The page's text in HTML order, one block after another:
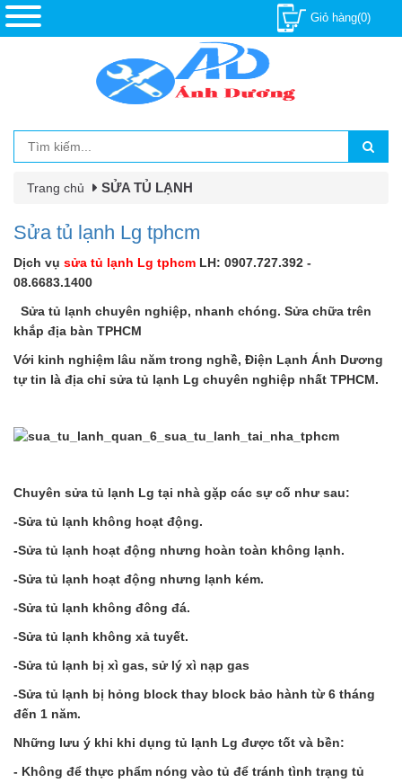
Giỏ hàng(0)
Trang chủ SỬA TỦ LẠNH
Sửa tủ lạnh Lg tphcm
Dịch vụ sửa tủ lạnh Lg tphcm LH: 0907.727.392 -
08.6683.1400
Sửa tủ lạnh chuyên nghiệp, nhanh chóng. Sửa chữa trên
khắp địa bàn TPHCM
Với kinh nghiệm lâu năm trong nghề, Điện Lạnh Ánh Dương
tự tin là địa chỉ sửa tủ lạnh Lg chuyên nghiệp nhất TPHCM.
Chuyên sửa tủ lạnh Lg tại nhà gặp các sự cố như sau:
-Sửa tủ lạnh không hoạt động.
-Sửa tủ lạnh hoạt động nhưng hoàn toàn không lạnh.
-Sửa tủ lạnh hoạt động nhưng lạnh kém.
-Sửa tủ lạnh không đông đá.
-Sửa tủ lạnh không xả tuyết.
-Sửa tủ lạnh bị xì gas, sử lý xì nạp gas
-Sửa tủ lạnh bị hỏng block thay block bảo hành từ 6 tháng
đến 1 năm.
Những lưu ý khi khi dụng tủ lạnh Lg được tốt và bền:
- Không để thực phẩm nóng vào tủ để tránh tình trạng tủ